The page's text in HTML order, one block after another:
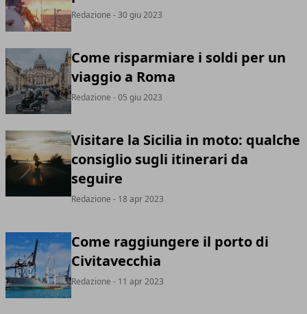
Redazione - 30 giu 2023
Come risparmiare i soldi per un
viaggio a Roma
Redazione - 05 giu 2023
Visitare la Sicilia in moto: qualche
consiglio sugli itinerari da
seguire
Redazione - 18 apr 2023
Come raggiungere il porto di
Civitavecchia
Redazione - 11 apr 2023